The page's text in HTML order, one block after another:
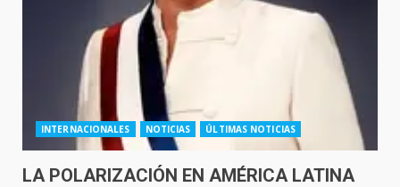
INTERNACIONALES NOTICIAS ÚLTIMAS NOTICIAS
LA POLARIZACIÓN EN AMÉRICA LATINA